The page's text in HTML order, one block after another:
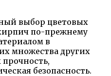
выбор цветовых
по-прежнему
в
множества других
безопасность.